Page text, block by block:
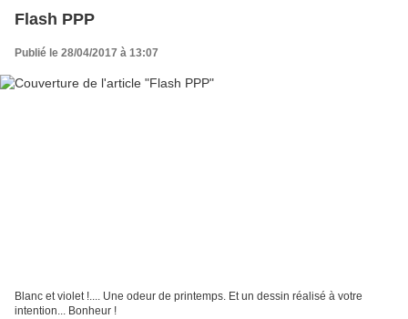
Flash PPP
Publié le 28/04/2017 à 13:07
Blanc et violet !.... Une odeur de printemps. Et un dessin réalisé à votre
intention... Bonheur !